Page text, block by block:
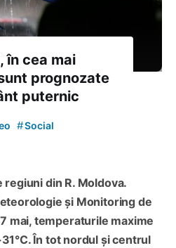
în cea mai
prognozate
puternic
#Social
din R. Moldova.
și Monitoring de
mai, temperaturile maxime
În tot nordul și centrul